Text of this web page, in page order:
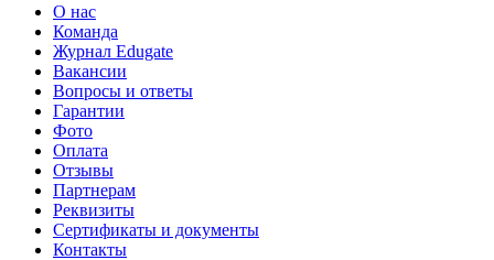
О нас
Команда
Журнал Edugate
Вакансии
Вопросы и ответы
Гарантии
Фото
Оплата
Отзывы
Партнерам
Реквизиты
Сертификаты и документы
Контакты